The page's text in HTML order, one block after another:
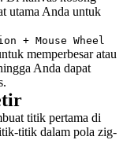
utama Anda untuk
+ Mouse Wheel
memperbesar atau
Anda dapat
titik pertama di
titik dalam pola zig-